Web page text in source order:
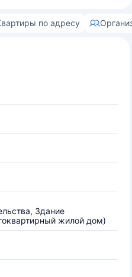
по адресу
Здание
жилой дом)